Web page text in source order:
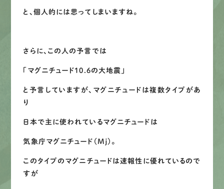
と、個人的には思ってしまいますね。
さらに、この人の予言では
「マグニチュード10.6の大地震」
と予言していますが、マグニチュードは複数タイプがあ
り
日本で主に使われているマグニチュードは
気象庁マグニチュード（Mj）。
このタイプのマグニチュードは速報性に優れているので
すが